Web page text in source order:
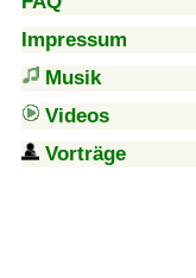
Impressum
Musik
Videos
Vorträge